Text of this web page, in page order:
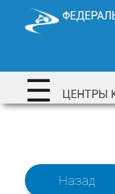
Перейти
☰ ЦЕНТРЫ
Назад